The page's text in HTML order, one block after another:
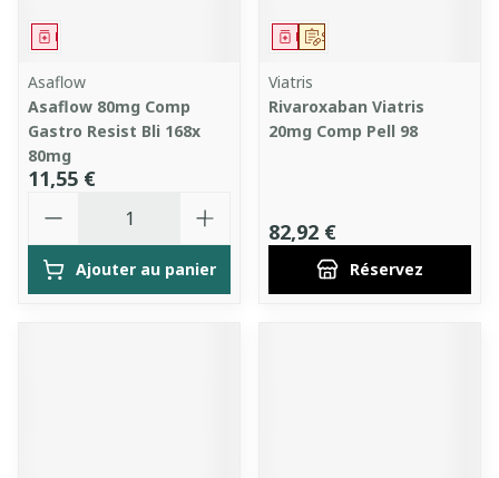
Médicament
Asaflow
Asaflow 80mg Comp
Gastro Resist Bli 168x
80mg
11,55 €
Ajouter au panier
Sur prescription
Médicament
Viatris
Rivaroxaban Viatris
20mg Comp Pell 98
82,92 €
Réservez